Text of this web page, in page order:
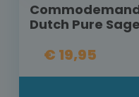
Dutch Pure
€ 19,95